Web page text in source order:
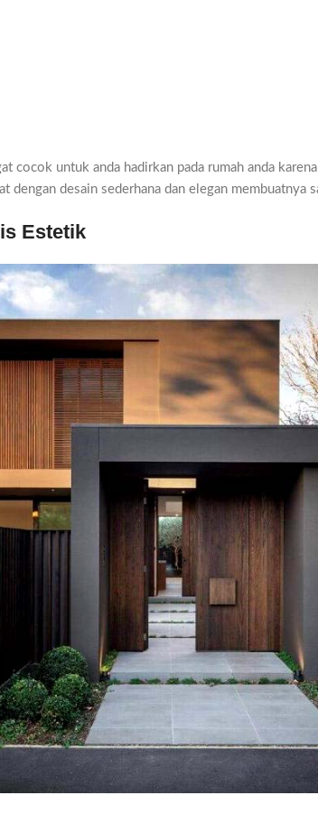
cocok untuk anda hadirkan pada rumah anda
dengan desain sederhana dan elegan membuatnya
Estetik